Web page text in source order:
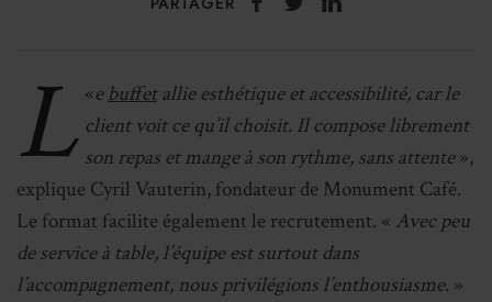
«
L ebuffetallie esthétique et accessibilité, car le
client voit ce qu’il choisit. Il compose librement
son repas et mange à son rythme, sans attente»,
explique Cyril Vauterin, fondateur de Monument Café.
Le format facilite également le recrutement. « Avec peu
de service à table, l’équipe est surtout dans
l’accompagnement, nous privilégions l’enthousiasme. »